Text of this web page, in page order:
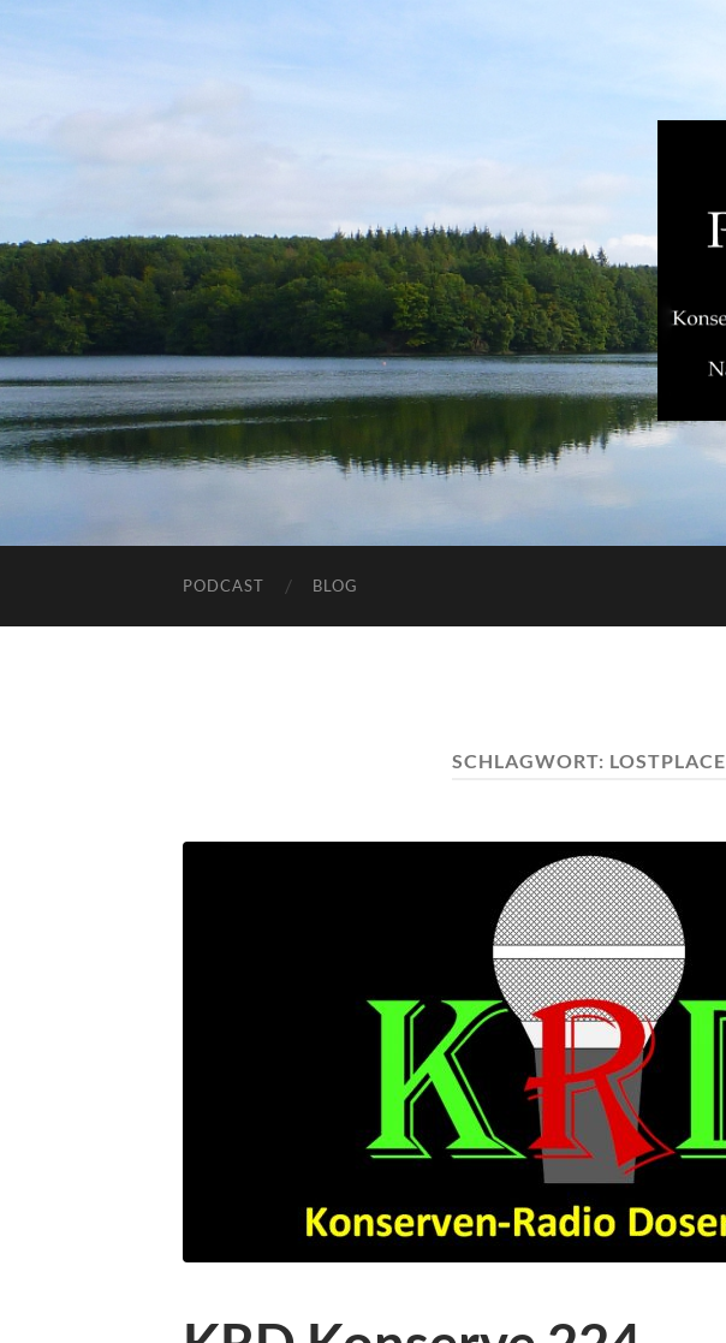
PODCAST BLOG
SCHLAGWORT: LOSTPLACE